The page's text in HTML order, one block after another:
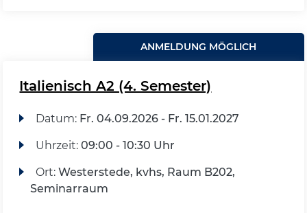
ANMELDUNG MÖGLICH
Italienisch A2 (4. Semester)
Datum: Fr. 04.09.2026 - Fr. 15.01.2027
Uhrzeit: 09:00 - 10:30 Uhr
Ort: Westerstede, kvhs, Raum B202,
Seminarraum